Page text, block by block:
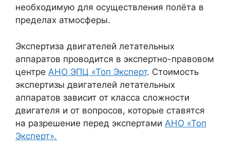
необходимую для осуществления полёта в
пределах атмосферы.
Экспертиза двигателей летательных
аппаратов проводится в экспертно-правовом
центре АНО ЭПЦ «Топ Эксперт. Стоимость
экспертизы двигателей летательных
аппаратов зависит от класса сложности
двигателя и от вопросов, которые ставятся
на разрешение перед экспертами АНО «Топ
Эксперт».